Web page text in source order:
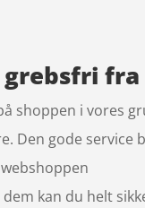
grebsfri fra
shoppen i vores
Den gode service
kan du helt